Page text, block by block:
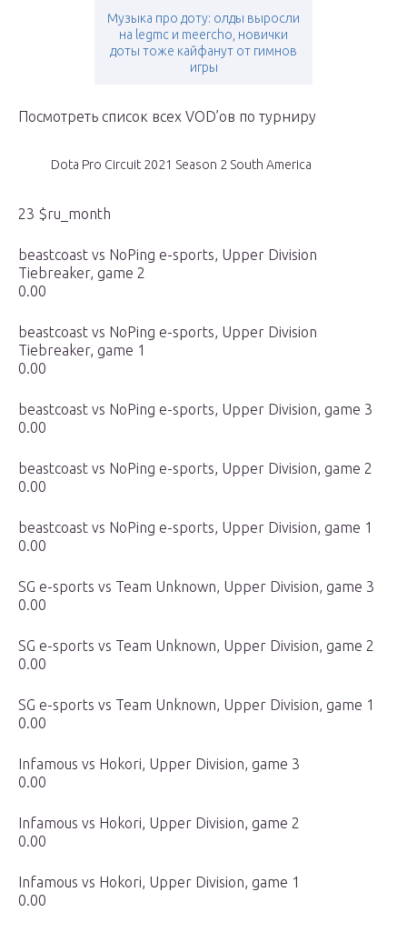
Музыка про доту: олды выросли
на legmc и meercho, новички
доты тоже кайфанут от гимнов
игры
Посмотреть список всех VOD’ов по турниру
Dota Pro Circuit 2021 Season 2 South America
23 $ru_month
beastcoast vs NoPing e-sports, Upper Division
Tiebreaker, game 2
0.00
beastcoast vs NoPing e-sports, Upper Division
Tiebreaker, game 1
0.00
beastcoast vs NoPing e-sports, Upper Division, game 3
0.00
beastcoast vs NoPing e-sports, Upper Division, game 2
0.00
beastcoast vs NoPing e-sports, Upper Division, game 1
0.00
SG e-sports vs Team Unknown, Upper Division, game 3
0.00
SG e-sports vs Team Unknown, Upper Division, game 2
0.00
SG e-sports vs Team Unknown, Upper Division, game 1
0.00
Infamous vs Hokori, Upper Division, game 3
0.00
Infamous vs Hokori, Upper Division, game 2
0.00
Infamous vs Hokori, Upper Division, game 1
0.00